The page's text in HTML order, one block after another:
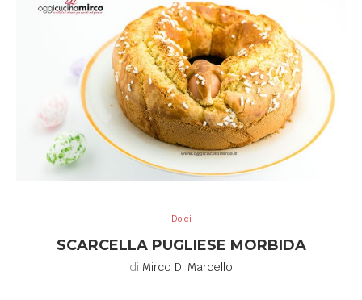
Dolci
SCARCELLA PUGLIESE MORBIDA
di Mirco Di Marcello